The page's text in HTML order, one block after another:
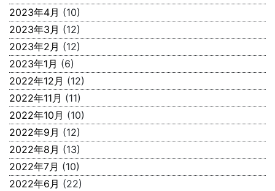
2023年4月 (10)
2023年3月 (12)
2023年2月 (12)
2023年1月 (6)
2022年12月 (12)
2022年11月 (11)
2022年10月 (10)
2022年9月 (12)
2022年8月 (13)
2022年7月 (10)
2022年6月 (22)